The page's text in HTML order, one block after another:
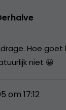
Hoe goet
niet 😀
om 17:12